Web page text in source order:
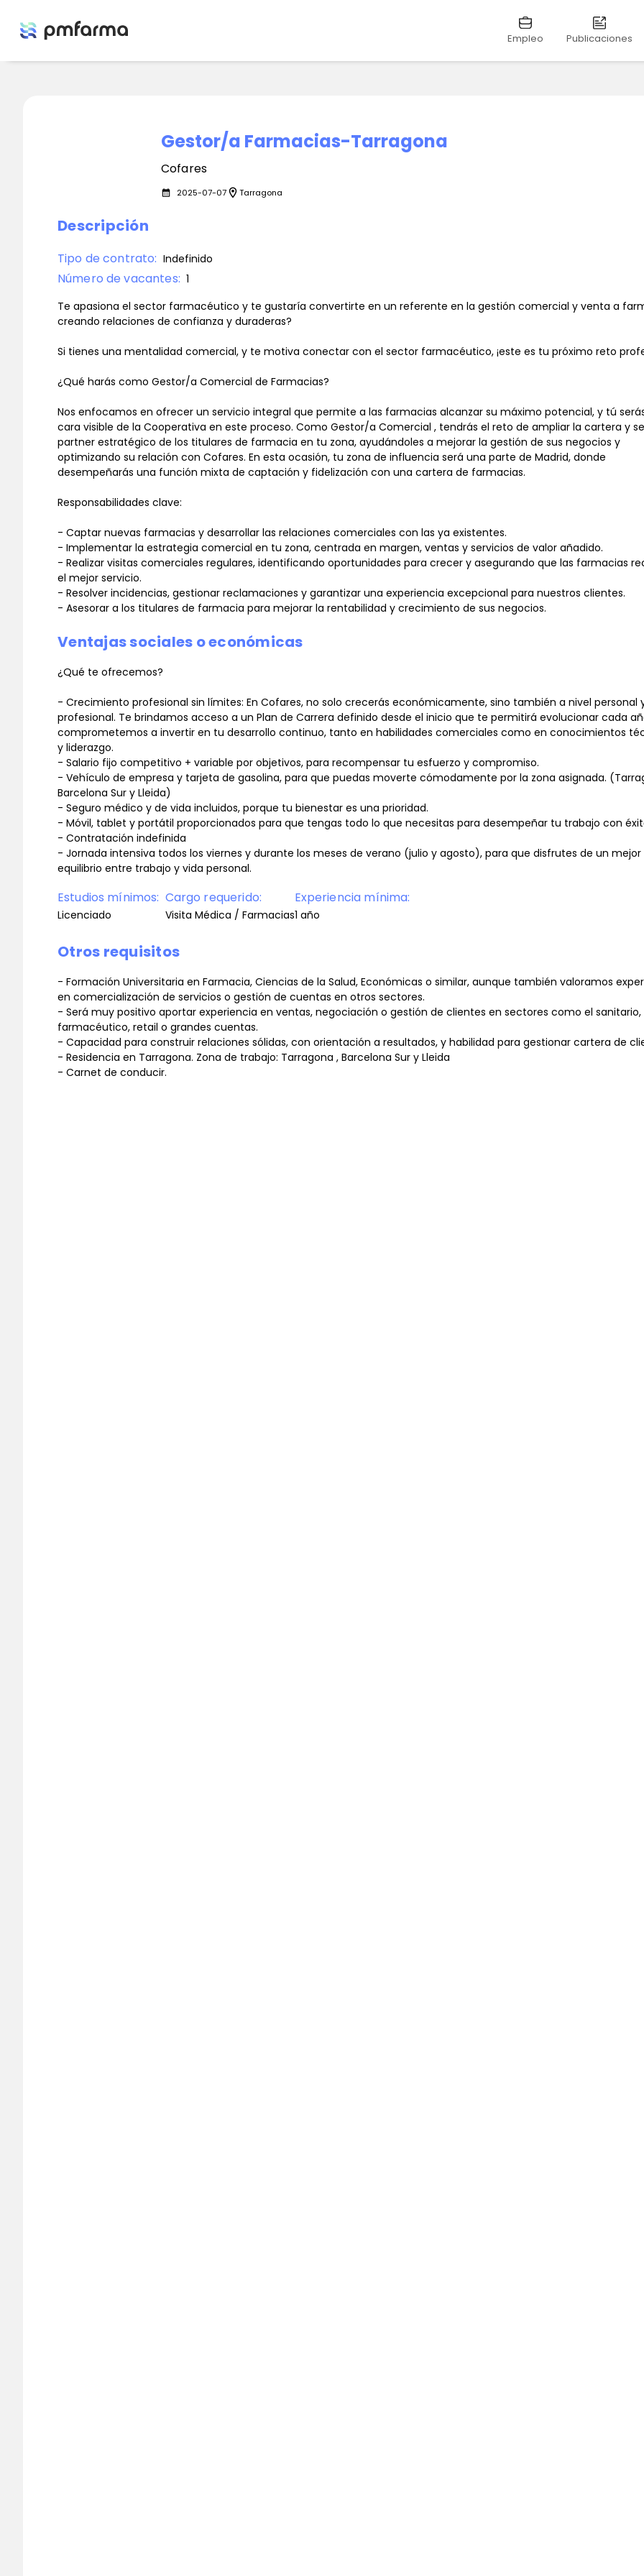
Empleo Publicaciones
Gestor/a Farmacias-Tarragona
Cofares
calendar_month 2025-07-07location_onTarragona
Descripción
Tipo de contrato: Indefinido
Número de vacantes: 1
Te apasiona el sector farmacéutico y te gustaría convertirte en un referente en la gestión comercial y venta a
creando relaciones de confianza y duraderas?
Si tienes una mentalidad comercial, y te motiva conectar con el sector farmacéutico, ¡este es tu próximo reto
¿Qué harás como Gestor/a Comercial de Farmacias?
Nos enfocamos en ofrecer un servicio integral que permite a las farmacias alcanzar su máximo potencial, y tú
cara visible de la Cooperativa en este proceso. Como Gestor/a Comercial , tendrás el reto de ampliar la cartera y
partner estratégico de los titulares de farmacia en tu zona, ayudándoles a mejorar la gestión de sus negocios y
optimizando su relación con Cofares. En esta ocasión, tu zona de influencia será una parte de Madrid, donde
desempeñarás una función mixta de captación y fidelización con una cartera de farmacias.
Responsabilidades clave:
- Captar nuevas farmacias y desarrollar las relaciones comerciales con las ya existentes.
- Implementar la estrategia comercial en tu zona, centrada en margen, ventas y servicios de valor añadido.
- Realizar visitas comerciales regulares, identificando oportunidades para crecer y asegurando que las farmacias
el mejor servicio.
- Resolver incidencias, gestionar reclamaciones y garantizar una experiencia excepcional para nuestros clientes.
- Asesorar a los titulares de farmacia para mejorar la rentabilidad y crecimiento de sus negocios.
Ventajas sociales o económicas
¿Qué te ofrecemos?
- Crecimiento profesional sin límites: En Cofares, no solo crecerás económicamente, sino también a nivel personal
profesional. Te brindamos acceso a un Plan de Carrera definido desde el inicio que te permitirá evolucionar cada
comprometemos a invertir en tu desarrollo continuo, tanto en habilidades comerciales como en conocimientos
y liderazgo.
- Salario fijo competitivo + variable por objetivos, para recompensar tu esfuerzo y compromiso.
- Vehículo de empresa y tarjeta de gasolina, para que puedas moverte cómodamente por la zona asignada.
Barcelona Sur y Lleida)
- Seguro médico y de vida incluidos, porque tu bienestar es una prioridad.
- Móvil, tablet y portátil proporcionados para que tengas todo lo que necesitas para desempeñar tu trabajo con
- Contratación indefinida
- Jornada intensiva todos los viernes y durante los meses de verano (julio y agosto), para que disfrutes de un mejor
equilibrio entre trabajo y vida personal.
Estudios mínimos:
Licenciado
Cargo requerido:
Visita Médica / Farmacias
Experiencia mínima:
1 año
Otros requisitos
- Formación Universitaria en Farmacia, Ciencias de la Salud, Económicas o similar, aunque también valoramos
en comercialización de servicios o gestión de cuentas en otros sectores.
- Será muy positivo aportar experiencia en ventas, negociación o gestión de clientes en sectores como el sanitario,
farmacéutico, retail o grandes cuentas.
- Capacidad para construir relaciones sólidas, con orientación a resultados, y habilidad para gestionar cartera de
- Residencia en Tarragona. Zona de trabajo: Tarragona , Barcelona Sur y Lleida
- Carnet de conducir.